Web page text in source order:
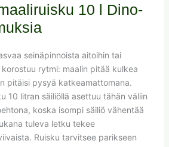
10 l Dino-
seinäpinnoista aitoihin tai
rytmi: maalin pitää kulkea
pitäisi pysyä katkeamattomana.
10 litran säiliöllä asettuu tähän väliin
koska isompi säiliö vähentää
tuleva letku tekee
Ruisku tarvitsee parikseen